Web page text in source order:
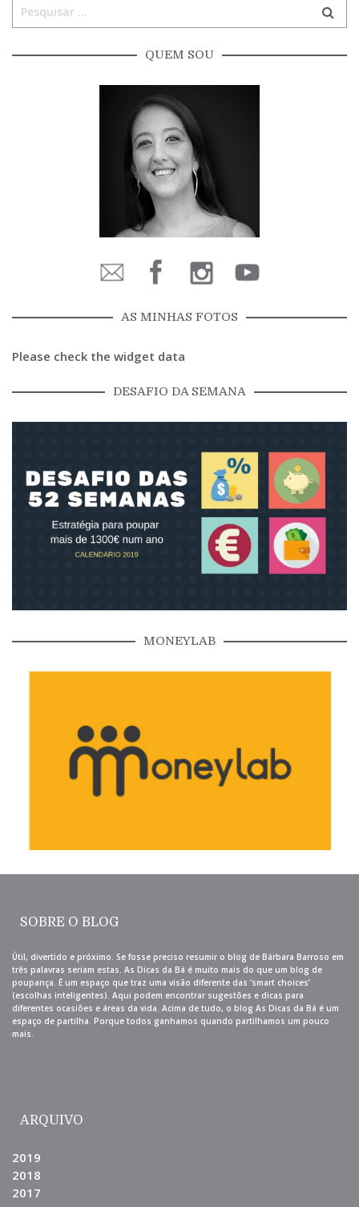
QUEM SOU
AS MINHAS FOTOS
Please check the widget data
DESAFIO DA SEMANA
MONEYLAB
SOBRE O BLOG
Útil, divertido e próximo. Se fosse preciso resumir o blog de Bárbara Barroso em
três palavras seriam estas. As Dicas da Bá é muito mais do que um blog de
poupança. É um espaço que traz uma visão diferente das ‘smart choices’
(escolhas inteligentes). Aqui podem encontrar sugestões e dicas para
diferentes ocasiões e áreas da vida. Acima de tudo, o blog As Dicas da Bá é um
espaço de partilha. Porque todos ganhamos quando partilhamos um pouco
mais.
ARQUIVO
2019
2018
2017